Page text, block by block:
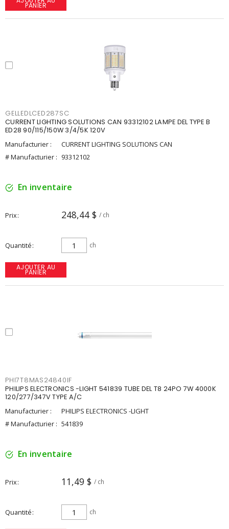
PANIER
GELLEDLCED287SC
CURRENT LIGHTING SOLUTIONS CAN 93312102 LAMPE DEL TYPE B
ED28 90/115/150W 3/4/5K 120V
Manufacturier :
CURRENT LIGHTING SOLUTIONS CAN
# Manufacturier : 93312102
En inventaire
Prix 248,44 $ / ch
Quantité ch
AJOUTER AU
PANIER
PHI7T8MAS24840IF
PHILIPS ELECTRONICS -LIGHT 541839 TUBE DEL T8 24PO 7W 4000K
120/277/347V TYPE A/C
Manufacturier :
PHILIPS ELECTRONICS -LIGHT
# Manufacturier : 541839
En inventaire
Prix 11,49 $ / ch
Quantité ch